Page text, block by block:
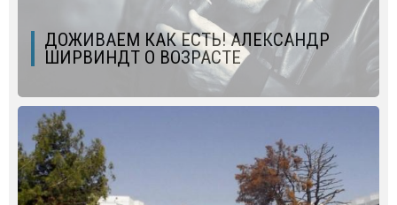
ДОЖИВАЕМ КАК ЕСТЬ! АЛЕКСАНДР
ШИРВИНДТ О ВОЗРАСТЕ